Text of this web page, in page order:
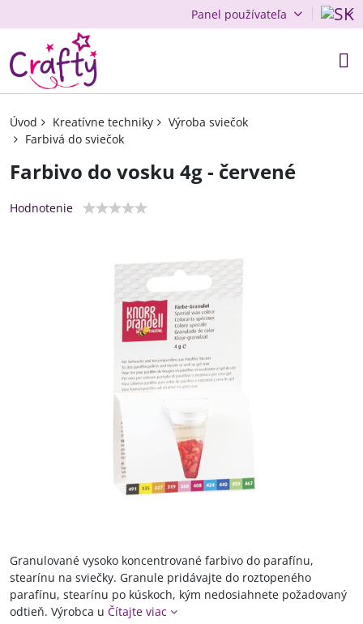
Panel používateľa
Úvod Kreatívne techniky
Výroba sviečok
Farbivá do sviečok
Farbivo do vosku 4g - červené
Hodnotenie
Granulované vysoko koncentrované farbivo do parafínu,
stearínu na sviečky. Granule pridávajte do roztopeného
parafínu, stearínu po kúskoch, kým nedosiahnete požadovaný
odtieň. Výrobca u Čítajte viac